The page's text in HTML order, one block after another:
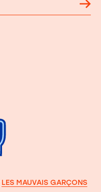
LES MAUVAIS GARÇONS